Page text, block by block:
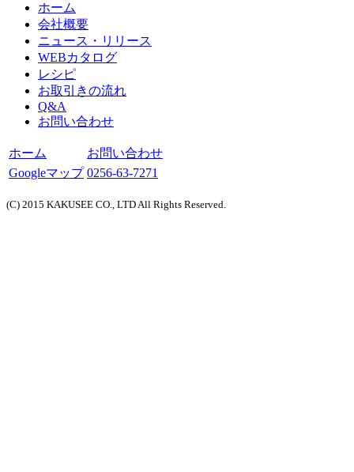
ホーム
会社概要
ニュース・リリース
WEBカタログ
レシピ
お取引きの流れ
Q&A
お問い合わせ
ホーム
お問い合わせ
Googleマップ 0256-63-7271
(C) 2015 KAKUSEE CO., LTD All Rights Reserved.